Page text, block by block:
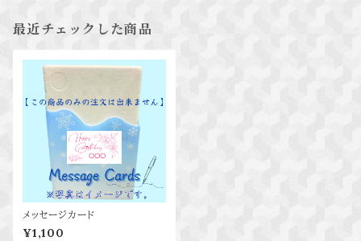
最近チェックした商品
メッセージカード
¥1,100